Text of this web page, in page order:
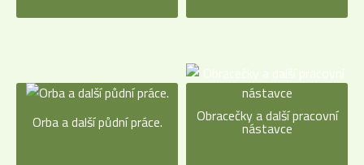
Orba a další půdní práce. Obracečky a další pracovní
nástavce